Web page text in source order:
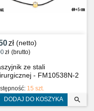
zł (netto)
zł (brutto)
ze stali
- FM10538N-2
15 szt.
DODAJ DO KOSZYKA 